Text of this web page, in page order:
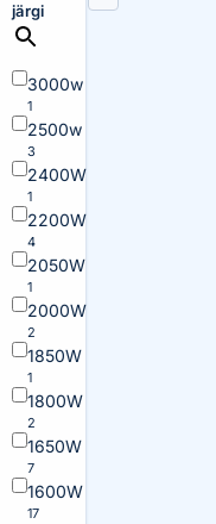
järgi
3000w
1
2500w
3
2400W
1
2200W
4
2050W
1
2000W
2
1850W
1
1800W
2
1650W
7
1600W
17